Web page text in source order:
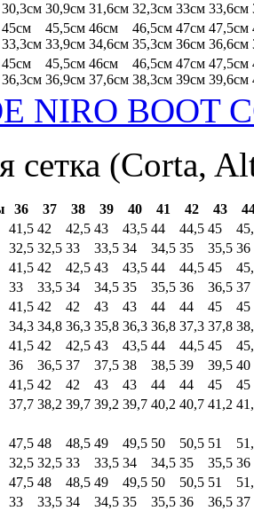
30,3см 30,9см 31,6см 32,3см 33см 33,6см
45см
33,3см
45,5см
33,9см
46см
34,6см
46,5см
35,3см
47см
36см
47,5см
36,6см
45см
36,3см
45,5см
36,9см
46см
37,6см
46,5см
38,3см
47см
39см
47,5см
39,6см
NIRO BOOT
сетка (Corta,
36 37 38 39 40 41 42 43
41,5 42 42,5 43 43,5 44 44,5 45
32,5 32,5 33 33,5 34 34,5 35 35,5 36
41,5 42 42,5 43 43,5 44 44,5 45
33 33,5 34 34,5 35 35,5 36 36,5 37
41,5 42 42 43 43 44 44 45
45
34,3 34,8 36,3 35,8 36,3 36,8 37,3 37,8
41,5 42 42,5 43 43,5 44 44,5 45
36 36,5 37 37,5 38 38,5 39 39,5 40
41,5 42 42 43 43 44 44 45
45
37,7 38,2 39,7 39,2 39,7 40,2 40,7 41,2
47,5 48 48,5 49 49,5 50 50,5 51
32,5 32,5 33 33,5 34 34,5 35 35,5 36
47,5 48 48,5 49 49,5 50 50,5 51
33 33,5 34 34,5 35 35,5 36 36,5 37